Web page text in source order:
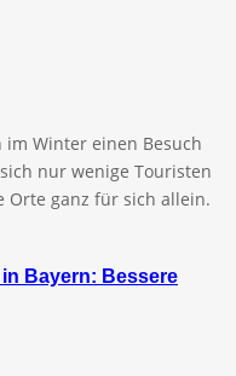
im Winter einen Besuch
nur wenige Touristen
Orte ganz für sich allein.
Bayern: Bessere